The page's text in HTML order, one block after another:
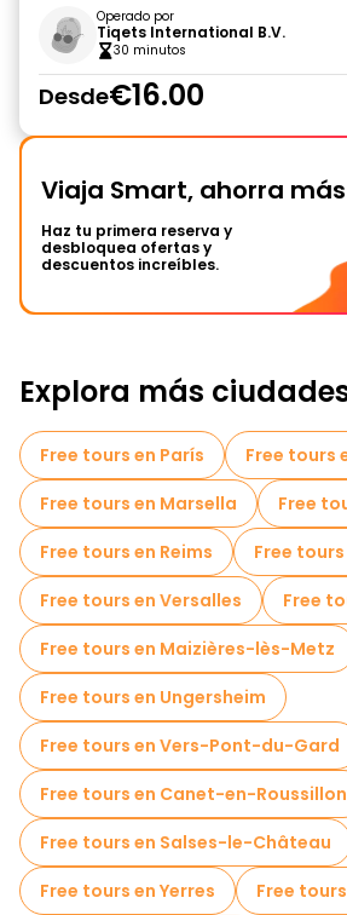
Operado por
Tiqets International B.V.
30 minutos
Desde€16.00
Viaja Smart, ahorra más
Haz tu primera reserva y
desbloquea ofertas y
descuentos increíbles.
Explora más
Free tours en París
Free tours
Free tours en Marsella
Free
Free tours en Reims
Free
Free tours en Versalles
Free
Free tours en Maizières-lès-Metz
Free tours en Ungersheim
Free tours en Vers-Pont-du-Gard
Free tours en Canet-en-Roussillon
Free tours en Salses-le-Château
Free tours en Yerres
Free